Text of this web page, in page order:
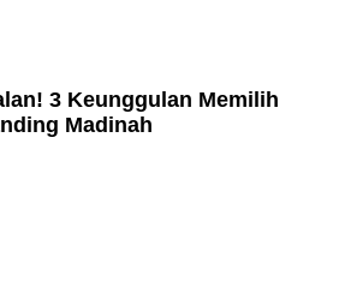
3 Keunggulan Memilih
Madinah